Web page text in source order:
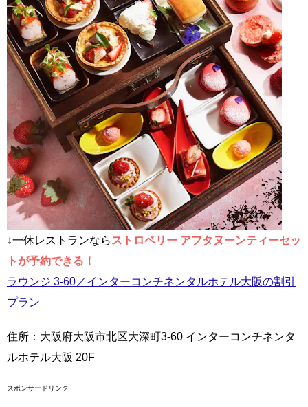
↓一休レストランなら ストロベリー アフタヌーンティーセッ
トが予約できる！
ラウンジ 3-60／インターコンチネンタルホテル大阪の割引
プラン
住所：大阪府大阪市北区大深町3-60 インターコンチネンタ
ルホテル大阪 20F
スポンサードリンク